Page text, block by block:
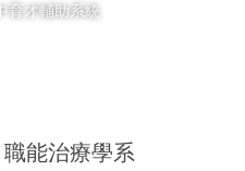
育才輔助系統
能治療學系